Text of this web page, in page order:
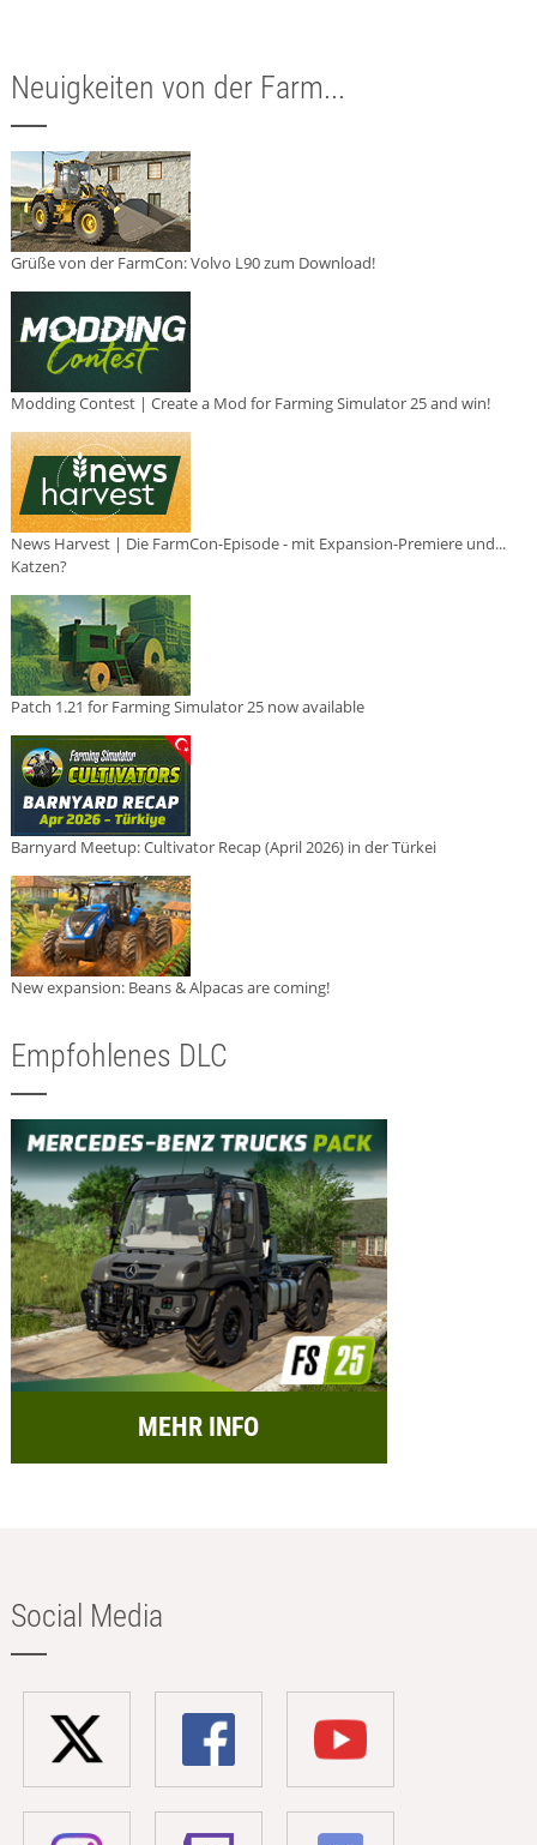
Neuigkeiten von der Farm...
Grüße von der FarmCon: Volvo L90 zum Download!
Modding Contest | Create a Mod for Farming Simulator 25 and win!
News Harvest | Die FarmCon-Episode - mit Expansion-Premiere und...
Katzen?
Patch 1.21 for Farming Simulator 25 now available
Barnyard Meetup: Cultivator Recap (April 2026) in der Türkei
New expansion: Beans & Alpacas are coming!
Empfohlenes DLC
MEHR INFO
Social Media